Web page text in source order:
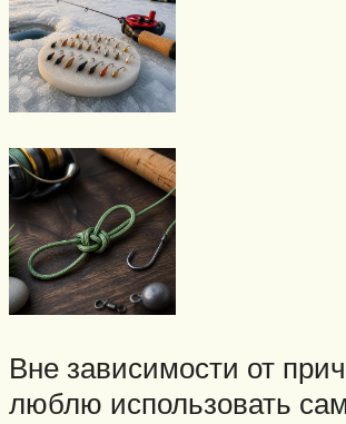
Вне зависимости от
люблю использовать